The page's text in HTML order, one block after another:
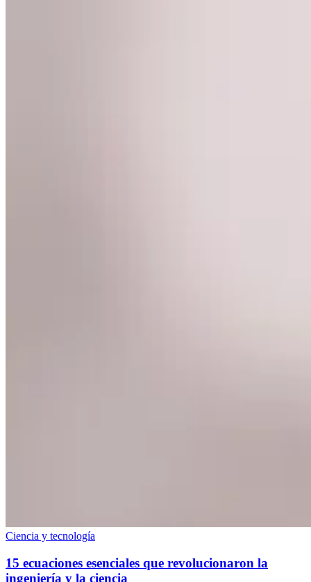
Ciencia y tecnología
15 ecuaciones esenciales que revolucionaron la
ingeniería y la ciencia